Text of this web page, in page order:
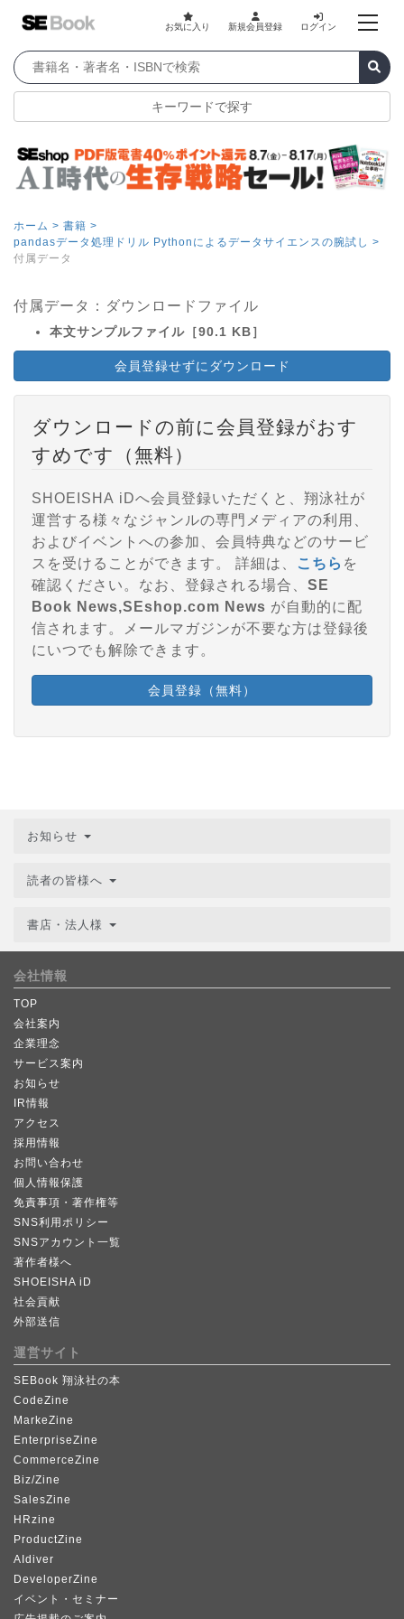
お気に入り 新規会員登録 ログイン
キーワードで探す
ホーム > 書籍 >
pandasデータ処理ドリル Pythonによるデータサイエンスの腕試し >
付属データ
付属データ：ダウンロードファイル
本文サンプルファイル［90.1 KB］
会員登録せずにダウンロード
ダウンロードの前に会員登録がおす
すめです（無料）
SHOEISHA iDへ会員登録いただくと、翔泳社が
運営する様々なジャンルの専門メディアの利用、
およびイベントへの参加、会員特典などのサービ
スを受けることができます。 詳細は、
こちら を
確認ください。なお、登録される場合、 SE
Book News,SEshop.com News が自動的に配
信されます。メールマガジンが不要な方は登録後
にいつでも解除できます。
会員登録（無料）
お知らせ
読者の皆様へ
書店・法人様
会社情報
TOP
会社案内
企業理念
サービス案内
お知らせ
IR情報
アクセス
採用情報
お問い合わせ
個人情報保護
免責事項・著作権等
SNS利用ポリシー
SNSアカウント一覧
著作者様へ
SHOEISHA iD
社会貢献
外部送信
運営サイト
SEBook 翔泳社の本
CodeZine
MarkeZine
EnterpriseZine
CommerceZine
Biz/Zine
SalesZine
HRzine
ProductZine
AIdiver
DeveloperZine
イベント・セミナー